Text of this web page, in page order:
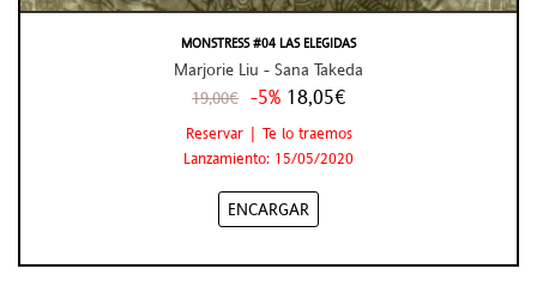
MONSTRESS #04 LAS ELEGIDAS
Marjorie Liu - Sana Takeda
19,00€ -5% 18,05€
Reservar | Te lo traemos
Lanzamiento: 15/05/2020
ENCARGAR